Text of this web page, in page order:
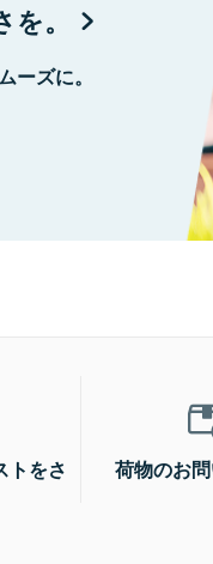
。
ーズに。
トをさ
荷物のお